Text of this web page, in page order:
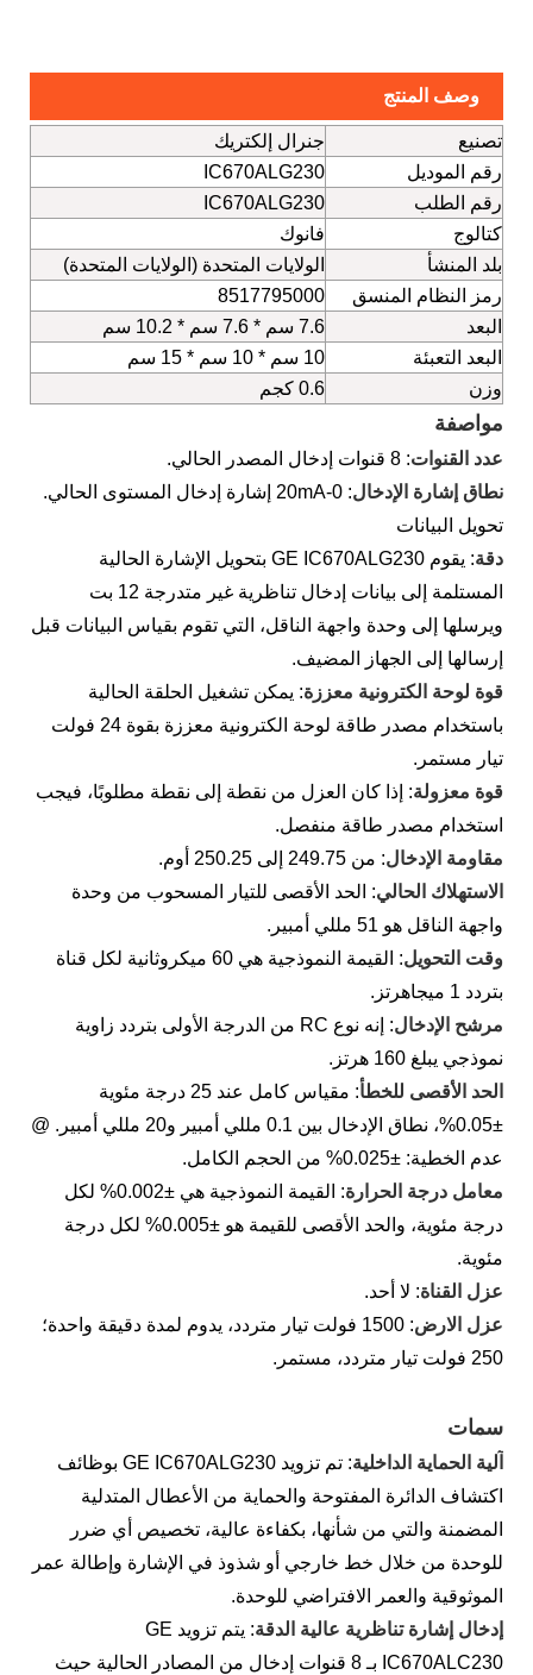
وصف المنتج
تصنيع
جنرال إلكتريك
رقم الموديل
IC670ALG230
رقم الطلب
IC670ALG230
كتالوج
فانوك
بلد المنشأ
الولايات المتحدة (الولايات المتحدة)
رمز النظام المنسق
8517795000
البعد
7.6 سم * 7.6 سم * 10.2 سم
البعد التعبئة
10 سم * 10 سم * 15 سم
وزن
0.6 كجم
مواصفة
عدد القنوات: 8 قنوات إدخال المصدر الحالي.
نطاق إشارة الإدخال
: 0-20mA إشارة إدخال المستوى الحالي.
تحويل البيانات
دقة
: يقوم GE IC670ALG230 بتحويل الإشارة الحالية
المستلمة إلى بيانات إدخال تناظرية غير متدرجة 12 بت
ويرسلها إلى وحدة واجهة الناقل، التي تقوم بقياس البيانات قبل
إرسالها إلى الجهاز المضيف.
قوة لوحة الكترونية معززة: يمكن تشغيل الحلقة الحالية
باستخدام مصدر طاقة لوحة الكترونية معززة بقوة 24 فولت
تيار مستمر.
قوة معزولة: إذا كان العزل من نقطة إلى نقطة مطلوبًا، فيجب
استخدام مصدر طاقة منفصل.
مقاومة الإدخال: من 249.75 إلى 250.25 أوم.
الاستهلاك الحالي: الحد الأقصى للتيار المسحوب من وحدة
واجهة الناقل هو 51 مللي أمبير.
وقت التحويل
: القيمة النموذجية هي 60 ميكروثانية لكل قناة
بتردد 1 ميجاهرتز.
مرشح الإدخال
: إنه نوع RC من الدرجة الأولى بتردد زاوية
نموذجي يبلغ 160 هرتز.
الحد الأقصى للخطأ
: مقياس كامل عند 25 درجة مئوية
±0.05%، نطاق الإدخال بين 0.1 مللي أمبير و20 مللي أمبير. @
عدم الخطية: ±0.025% من الحجم الكامل.
معامل درجة الحرارة
: القيمة النموذجية هي ±0.002% لكل
درجة مئوية، والحد الأقصى للقيمة هو ±0.005% لكل درجة
مئوية.
عزل القناة: لا أحد.
عزل الارض
: 1500 فولت تيار متردد، يدوم لمدة دقيقة واحدة؛
250 فولت تيار متردد، مستمر.
سمات
آلية الحماية الداخلية
: تم تزويد GE IC670ALG230 بوظائف
اكتشاف الدائرة المفتوحة والحماية من الأعطال المتدلية
المضمنة والتي من شأنها، بكفاءة عالية، تخصيص أي ضرر
للوحدة من خلال خط خارجي أو شذوذ في الإشارة وإطالة عمر
الموثوقية والعمر الافتراضي للوحدة.
إدخال إشارة تناظرية عالية الدقة
: يتم تزويد GE
IC670ALC230 بـ 8 قنوات إدخال من المصادر الحالية حيث